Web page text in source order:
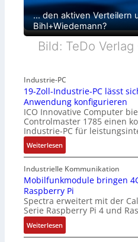
… den aktiven Verteilern
Bihl+Wiedemann?
Bild: TeDo Verlag
Industrie-PC
19-Zoll-Industrie-PC lässt
Anwendung konfigurieren
ICO Innovative Computer
Controlmaster 1785 einen
Industrie-PC für
Weiterlesen:
1
9
-
Z
o
l
l
-
Industrielle Kommunikation
Mobilfunkmodule bringen
Raspberry Pi
Spectra erweitert mit der
Serie Raspberry Pi 4 und
Weiterlesen:
M